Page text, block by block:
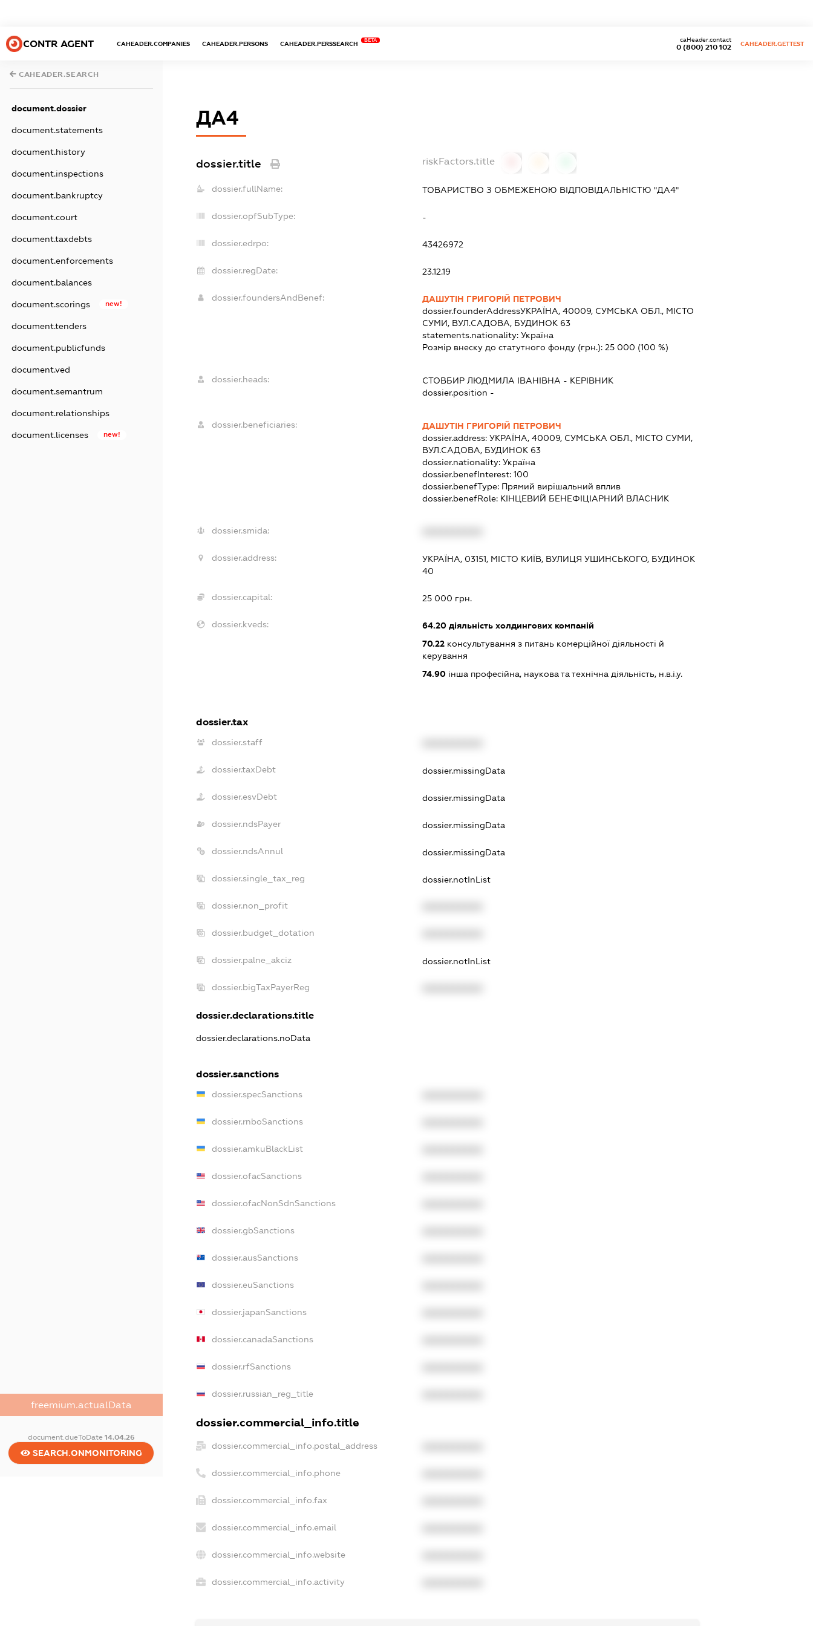
CONTR AGENT CAHEADER.COMPANIES CAHEADER.PERSONS CAHEADER.PERSSEARCH
BETA
0 (800) 210 102
caHeader.contact
CAHEADER.GETTEST
CAHEADER.SEARCH
document.dossier
document.statements
document.history
document.inspections
document.bankruptcy
document.court
document.taxdebts
document.enforcements
document.balances
document.scorings new!
document.tenders
document.publicfunds
document.ved
document.semantrum
document.relationships
document.licenses new!
freemium.actualData
document.dueToDate 14.04.26
SEARCH.ONMONITORING
ДА4
dossier.title riskFactors.title
dossier.fullName: ТОВАРИСТВО З ОБМЕЖЕНОЮ ВІДПОВІДАЛЬНІСТЮ "ДА4"
dossier.opfSubType: -
dossier.edrpo: 43426972
dossier.regDate: 23.12.19
dossier.foundersAndBenef:
ДАШУТІН ГРИГОРІЙ ПЕТРОВИЧ
dossier.founderAddressУКРАЇНА, 40009, СУМСЬКА ОБЛ., МІСТО
СУМИ, ВУЛ.САДОВА, БУДИНОК 63
statements.nationality: Україна
Розмір внеску до статутного фонду (грн.): 25 000 (100 %)
dossier.heads: СТОВБИР ЛЮДМИЛА ІВАНІВНА - КЕРІВНИК
dossier.position -
dossier.beneficiaries:
ДАШУТІН ГРИГОРІЙ ПЕТРОВИЧ
dossier.address: УКРАЇНА, 40009, СУМСЬКА ОБЛ., МІСТО СУМИ,
ВУЛ.САДОВА, БУДИНОК 63
dossier.nationality: Україна
dossier.benefInterest: 100
dossier.benefType: Прямий вирішальний вплив
dossier.benefRole: КІНЦЕВИЙ БЕНЕФІЦІАРНИЙ ВЛАСНИК
dossier.smida:
dossier.address:
УКРАЇНА, 03151, МІСТО КИЇВ, ВУЛИЦЯ УШИНСЬКОГО, БУДИНОК
40
dossier.capital: 25 000 грн.
dossier.kveds: 64.20діяльність холдингових компаній
70.22консультування з питань комерційної діяльності й
керування
74.90інша професійна, наукова та технічна діяльність, н.в.і.у.
dossier.tax
dossier.staff
dossier.taxDebt dossier.missingData
dossier.esvDebt dossier.missingData
dossier.ndsPayer dossier.missingData
dossier.ndsAnnul dossier.missingData
dossier.single_tax_reg dossier.notInList
dossier.non_profit
dossier.budget_dotation
dossier.palne_akciz dossier.notInList
dossier.bigTaxPayerReg
dossier.declarations.title
dossier.declarations.noData
dossier.sanctions
dossier.specSanctions
dossier.rnboSanctions
dossier.amkuBlackList
dossier.ofacSanctions
dossier.ofacNonSdnSanctions
dossier.gbSanctions
dossier.ausSanctions
dossier.euSanctions
dossier.japanSanctions
dossier.canadaSanctions
dossier.rfSanctions
dossier.russian_reg_title
dossier.commercial_info.title
dossier.commercial_info.postal_address
dossier.commercial_info.phone
dossier.commercial_info.fax
dossier.commercial_info.email
dossier.commercial_info.website
dossier.commercial_info.activity